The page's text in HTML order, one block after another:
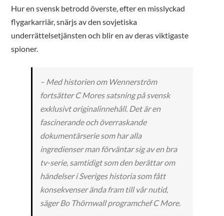
Hur en svensk betrodd överste, efter en misslyckad
flygarkarriär, snärjs av den sovjetiska
underrättelsetjänsten och blir en av deras viktigaste
spioner.
– Med historien om Wennerström
fortsätter C Mores satsning på svensk
exklusivt originalinnehåll. Det är en
fascinerande och överraskande
dokumentärserie som har alla
ingredienser man förväntar sig av en bra
tv-serie, samtidigt som den berättar om
händelser i Sveriges historia som fått
konsekvenser ända fram till vår nutid,
säger Bo Thörnwall programchef C More.